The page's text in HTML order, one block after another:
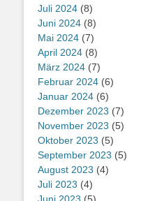
Juli 2024 (8)
Juni 2024 (8)
Mai 2024 (7)
April 2024 (8)
März 2024 (7)
Februar 2024 (6)
Januar 2024 (6)
Dezember 2023 (7)
November 2023 (5)
Oktober 2023 (5)
September 2023 (5)
August 2023 (4)
Juli 2023 (4)
Juni 2023 (5)